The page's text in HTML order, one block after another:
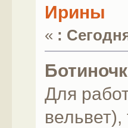
Ирины
« :
Для